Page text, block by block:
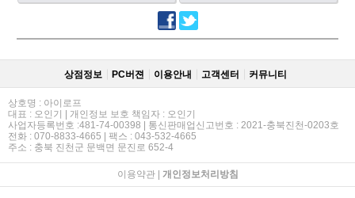
상점정보 PC버젼 이용안내 고객센터 커뮤니티
상호명 : 아이로프
대표 : 오인기 | 개인정보 보호 책임자 : 오인기
사업자등록번호 :481-74-00398 | 통신판매업신고번호 : 2021-충북진천-0203호
전화 : 070-8833-4665 | 팩스 : 043-532-4665
주소 : 충북 진천군 문백면 문진로 652-4
이용약관| 개인정보처리방침